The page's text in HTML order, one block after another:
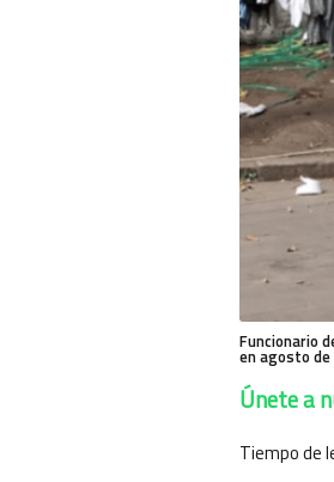
Funcionario
en agosto
Únete a
Tiempo de